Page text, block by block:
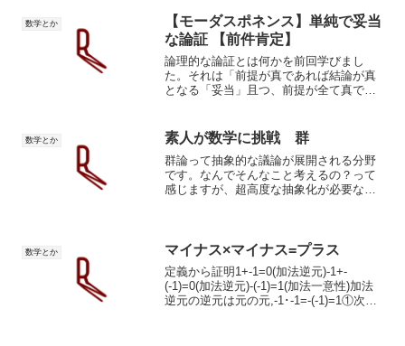
数学とか
【モーダスポネンス】単純で妥当
な論証 【前件肯定】
論理的な論証とは何かを前回学びまし
た。それは「前提が真であれば結論が真
となる「妥当」且つ、前提が全て真であ
性は具体的に前提の命題が真であるかど
うかが焦点です。前件肯定概...
数学とか 素人が数学に挑戦 群
群論って抽象的な議論が展開される分野
です。なんでそんなこと考えるの？って
感じますが、超高度な抽象化が必要な状
です。群という集合の定義...
数学とか マイナス×マイナス=プラス
定義から証明1+-1=0(加法逆元)-1+-
(-1)=0(加法逆元)-(-1)=1(加法一意性)加法
逆元の逆元は元の元,-1･-1=-(-1)=1①次は